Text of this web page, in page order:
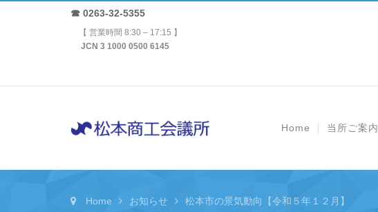
☎ 0263-32-5355
【 営業時間 8:30 – 17:15 】
JCN 3 1000 0500 6145
Home 当所ご案内
Home お知らせ 松本市の景気動向【令和５年１２月】